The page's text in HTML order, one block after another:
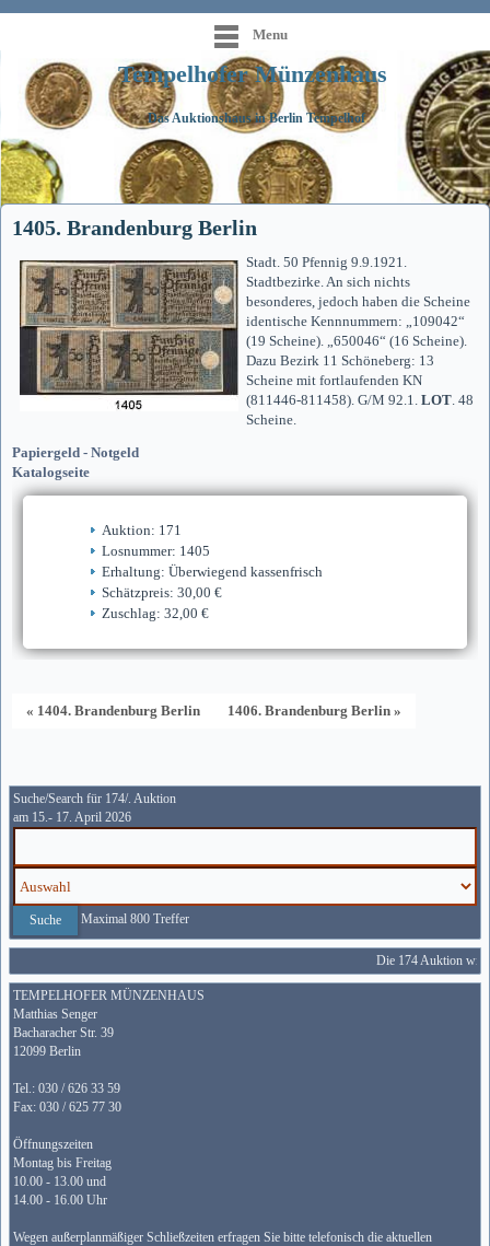
Menu
Tempelhofer Münzenhaus
Das Auktionshaus in Berlin Tempelhof
1405. Brandenburg Berlin
Stadt. 50 Pfennig 9.9.1921.
Stadtbezirke. An sich nichts
besonderes, jedoch haben die Scheine
identische Kennnummern: „109042“
(19 Scheine). „650046“ (16 Scheine).
Dazu Bezirk 11 Schöneberg: 13
Scheine mit fortlaufenden KN
(811446-811458). G/M 92.1. LOT. 48
Scheine.
Papiergeld - Notgeld
Katalogseite
Auktion: 171
Losnummer: 1405
Erhaltung: Überwiegend kassenfrisch
Schätzpreis: 30,00 €
Zuschlag: 32,00 €
« 1404. Brandenburg Berlin 1406. Brandenburg Berlin »
Suche/Search für 174/. Auktion
am 15.- 17. April 2026
Maximal 800 Treffer
Die 174 Auktion
TEMPELHOFER MÜNZENHAUS
Matthias Senger
Bacharacher Str. 39
12099 Berlin
Tel.: 030 / 626 33 59
Fax: 030 / 625 77 30
Öffnungszeiten
Montag bis Freitag
10.00 - 13.00 und
14.00 - 16.00 Uhr
Wegen außerplanmäßiger Schließzeiten erfragen Sie bitte telefonisch die aktuellen